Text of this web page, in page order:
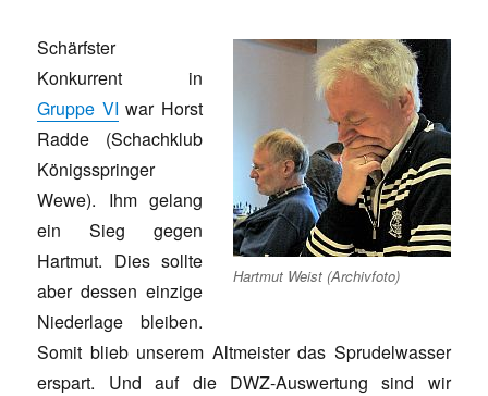
Hartmut Weist (Archivfoto)
Schärfster
Konkurrent in
Gruppe VI war Horst
Radde (Schachklub
Königsspringer
Wewe). Ihm gelang
ein Sieg gegen
Hartmut. Dies sollte
aber dessen einzige
Niederlage bleiben.
Somit blieb unserem Altmeister das Sprudelwasser
erspart. Und auf die DWZ-Auswertung sind wir